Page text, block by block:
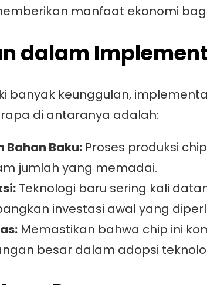
manfaat ekonomi
dalam
banyak keunggulan,
di antaranya adalah:
Bahan Baku: Proses produksi
jumlah yang memadai.
Teknologi baru sering kali
investasi awal yang
Memastikan bahwa chip ini
besar dalam adopsi